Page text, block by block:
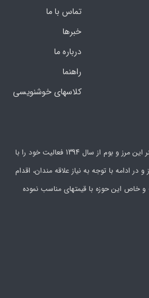
تماس با ما
خبرها
درباره ما
راهنما
کلاسهای خوشنویسی
تیم هنری کلک عشق با هدف اعتلای هنر این مرز و بوم از سال 1394 فعالیت خود را با
ادامه با توجه به نیاز علاقه مندان، اقدام
و خاص این حوزه با قیمتهای مناسب نموده